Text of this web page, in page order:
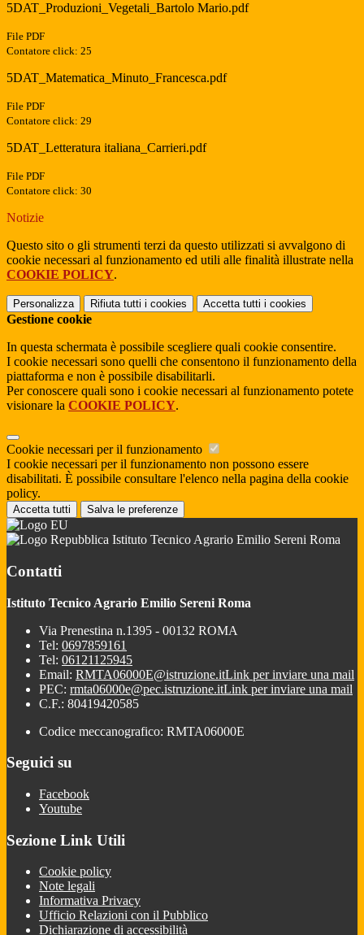
5DAT_Produzioni_Vegetali_Bartolo Mario.pdf
File PDF
Contatore click: 25
5DAT_Matematica_Minuto_Francesca.pdf
File PDF
Contatore click: 29
5DAT_Letteratura italiana_Carrieri.pdf
File PDF
Contatore click: 30
Notizie
Questo sito o gli strumenti terzi da questo utilizzati si avvalgono di
cookie necessari al funzionamento ed utili alle finalità illustrate nella
COOKIE POLICY.
Personalizza Rifiuta tutti i cookies Accetta tutti i cookies
Gestione cookie
In questa schermata è possibile scegliere quali cookie consentire.
I cookie necessari sono quelli che consentono il funzionamento della
piattaforma e non è possibile disabilitarli.
Per conoscere quali sono i cookie necessari al funzionamento potete
visionare la COOKIE POLICY.
Cookie necessari per il funzionamento
I cookie necessari per il funzionamento non possono essere
disabilitati. È possibile consultare l'elenco nella pagina della cookie
policy.
Accetta tutti Salva le preferenze
Istituto Tecnico Agrario Emilio Sereni Roma
Contatti
Istituto Tecnico Agrario Emilio Sereni Roma
Via Prenestina n.1395 - 00132 ROMA
Tel: 0697859161
Tel: 06121125945
Email: RMTA06000E@istruzione.itLink per inviare una mail
PEC: rmta06000e@pec.istruzione.itLink per inviare una mail
C.F.: 80419420585
Codice meccanografico: RMTA06000E
Seguici su
Facebook
Youtube
Sezione Link Utili
Cookie policy
Note legali
Informativa Privacy
Ufficio Relazioni con il Pubblico
Dichiarazione di accessibilità